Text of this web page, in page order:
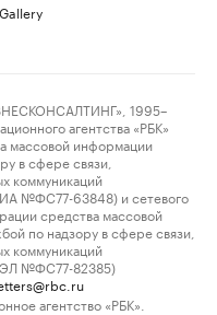
1995–
агентства «РБК»
массовой информации
в сфере связи,
коммуникаций
№ФС77-63848) и сетевого
средства массовой
по надзору в сфере связи,
коммуникаций
ЭЛ №ФС77-82385)
агентство «РБК».